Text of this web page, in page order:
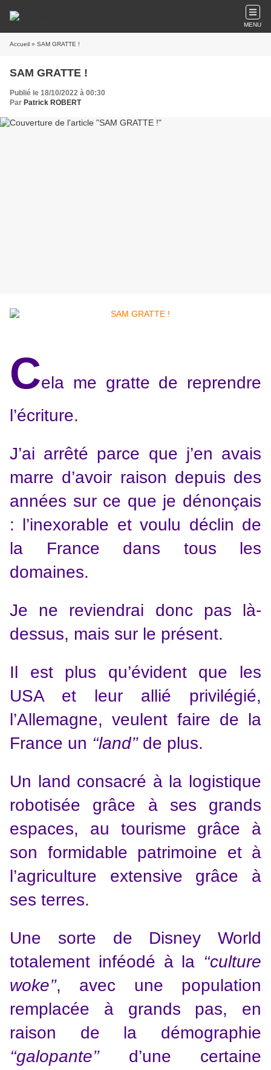
MENU
Accueil » SAM GRATTE !
SAM GRATTE !
Publié le 18/10/2022 à 00:30
Par Patrick ROBERT
Cela me gratte de reprendre
l’écriture.
J’ai arrêté parce que j’en avais
marre d’avoir raison depuis des
années sur ce que je dénonçais
: l’inexorable et voulu déclin de
la France dans tous les
domaines.
Je ne reviendrai donc pas là-
dessus, mais sur le présent.
Il est plus qu’évident que les
USA et leur allié privilégié,
l’Allemagne, veulent faire de la
France un ‘‘land’’de plus.
Un land consacré à la logistique
robotisée grâce à ses grands
espaces, au tourisme grâce à
son formidable patrimoine et à
l’agriculture extensive grâce à
ses terres.
Une sorte de Disney World
totalement inféodé à la ‘‘culture
woke’’, avec une population
remplacée à grands pas, en
raison de la démographie
‘‘galopante’’d’une certaine